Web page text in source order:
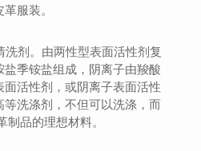
服装。
洗剂。由两性型表面活性剂复
季铵盐组成，阴离子由羧酸
活性剂，或阴离子表面活性
洗涤剂，不但可以洗涤，而
制品的理想材料。